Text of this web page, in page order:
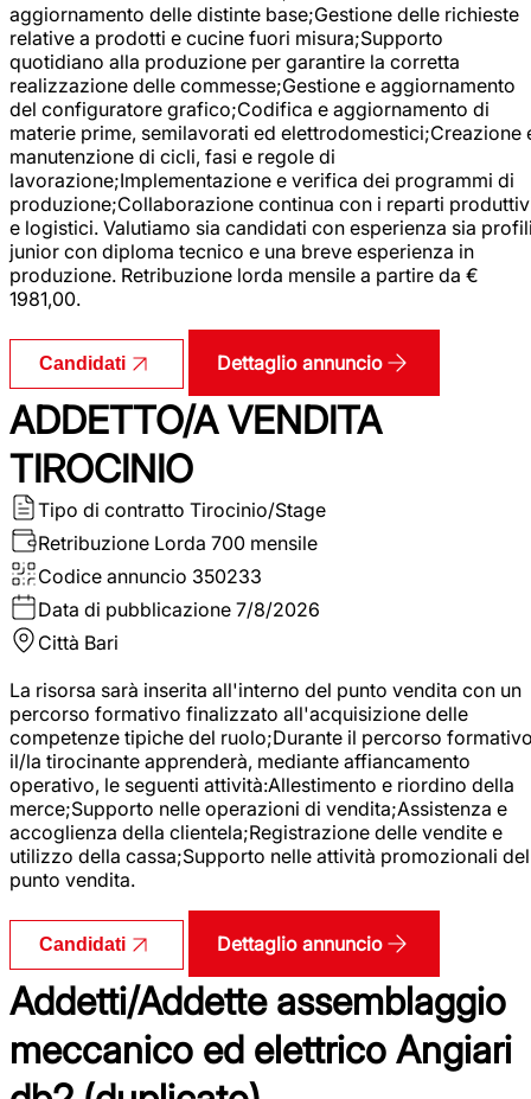
aggiornamento delle distinte base;Gestione delle richieste
relative a prodotti e cucine fuori misura;Supporto
quotidiano alla produzione per garantire la corretta
realizzazione delle commesse;Gestione e aggiornamento
del configuratore grafico;Codifica e aggiornamento di
materie prime, semilavorati ed elettrodomestici;Creazione
manutenzione di cicli, fasi e regole di
lavorazione;Implementazione e verifica dei programmi di
produzione;Collaborazione continua con i reparti
e logistici. Valutiamo sia candidati con esperienza sia
junior con diploma tecnico e una breve esperienza in
produzione. Retribuzione lorda mensile a partire da €
1981,00.
Candidati Dettaglio annuncio
ADDETTO/A VENDITA
TIROCINIO
Tipo di contratto Tirocinio/Stage
Retribuzione Lorda 700 mensile
Codice annuncio 350233
Data di pubblicazione 7/8/2026
Città Bari
La risorsa sarà inserita all'interno del punto vendita con un
percorso formativo finalizzato all'acquisizione delle
competenze tipiche del ruolo;Durante il percorso
il/la tirocinante apprenderà, mediante affiancamento
operativo, le seguenti attività:Allestimento e riordino della
merce;Supporto nelle operazioni di vendita;Assistenza e
accoglienza della clientela;Registrazione delle vendite e
utilizzo della cassa;Supporto nelle attività promozionali del
punto vendita.
Candidati Dettaglio annuncio
Addetti/Addette assemblaggio
meccanico ed elettrico Angiari